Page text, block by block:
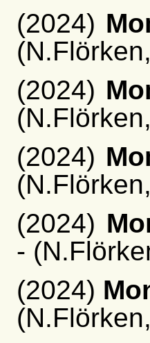
(2024)
(2024)
(2024)
(2024)
-
(2024)